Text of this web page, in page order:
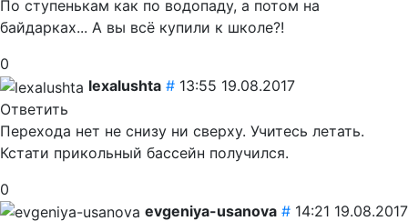
По ступенькам как по водопаду, а потом на
байдарках... А вы всё купили к школе?!
0
lexalushta # 13:55 19.08.2017
Ответить
Перехода нет не снизу ни сверху. Учитесь летать.
Кстати прикольный бассейн получился.
0
evgeniya-usanova # 14:21 19.08.2017